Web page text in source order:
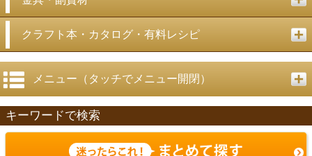
クラフト本・カタログ・有料レシピ
メニュー（タッチでメニュー開閉）
キーワードで検索